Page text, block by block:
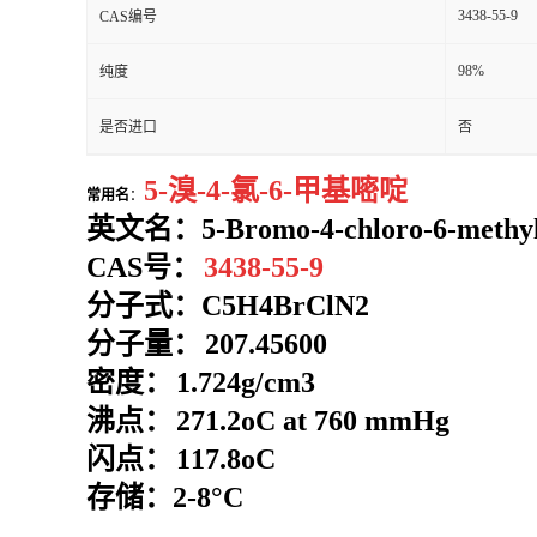
CAS编号 3438-55-9
纯度 98%
是否进口 否
常用名 ： 5-溴-4-氯-6-甲基嘧啶
英文名： 5-Bromo-4-chloro-6-
CAS号：
3438-55-9
分子式： C5H4BrClN2
分子量：
207.45600
密度：
1.724g/cm3
沸点：
271.2oC at 760 mmHg
闪点：
117.8oC
存储：2-8°C